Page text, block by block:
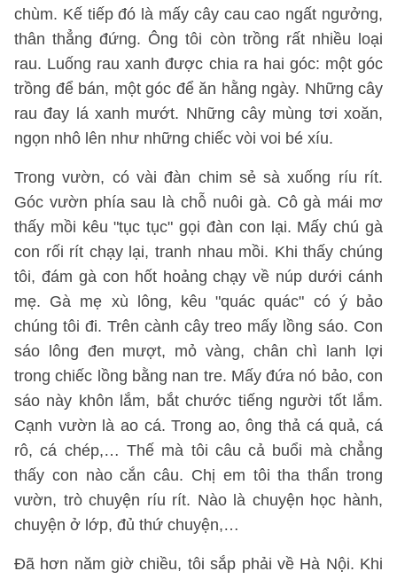
chùm. Kế tiếp đó là mấy cây cau cao ngất ngưởng,
thân thẳng đứng. Ông tôi còn trồng rất nhiều loại
rau. Luống rau xanh được chia ra hai góc: một góc
trồng để bán, một góc để ăn hằng ngày. Những cây
rau đay lá xanh mướt. Những cây mùng tơi xoăn,
ngọn nhô lên như những chiếc vòi voi bé xíu.
Trong vườn, có vài đàn chim sẻ sà xuống ríu rít.
Góc vườn phía sau là chỗ nuôi gà. Cô gà mái mơ
thấy mồi kêu "tục tục" gọi đàn con lại. Mấy chú gà
con rối rít chạy lại, tranh nhau mồi. Khi thấy chúng
tôi, đám gà con hốt hoảng chạy về núp dưới cánh
mẹ. Gà mẹ xù lông, kêu "quác quác" có ý bảo
chúng tôi đi. Trên cành cây treo mấy lồng sáo. Con
sáo lông đen mượt, mỏ vàng, chân chì lanh lợi
trong chiếc lồng bằng nan tre. Mấy đứa nó bảo, con
sáo này khôn lắm, bắt chước tiếng người tốt lắm.
Cạnh vườn là ao cá. Trong ao, ông thả cá quả, cá
rô, cá chép,… Thế mà tôi câu cả buổi mà chẳng
thấy con nào cắn câu. Chị em tôi tha thẩn trong
vườn, trò chuyện ríu rít. Nào là chuyện học hành,
chuyện ở lớp, đủ thứ chuyện,…
Đã hơn năm giờ chiều, tôi sắp phải về Hà Nội. Khi